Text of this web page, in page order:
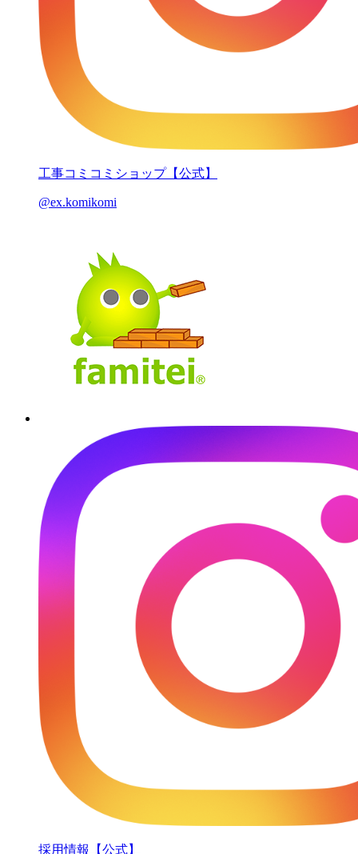
工事コミコミショップ【公式】
@ex.komikomi
採用情報【公式】